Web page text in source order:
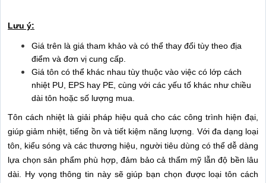
Lưu ý:
Giá trên là giá tham khảo và có thể thay đổi tùy theo địa
điểm và đơn vị cung cấp.
Giá tôn có thể khác nhau tùy thuộc vào việc có lớp cách
nhiệt PU, EPS hay PE, cùng với các yếu tố khác như chiều
dài tôn hoặc số lượng mua.
Tôn cách nhiệt là giải pháp hiệu quả cho các công trình hiện đại,
giúp giảm nhiệt, tiếng ồn và tiết kiệm năng lượng. Với đa dạng loại
tôn, kiểu sóng và các thương hiệu, người tiêu dùng có thể dễ dàng
lựa chọn sản phẩm phù hợp, đảm bảo cả thẩm mỹ lẫn độ bền lâu
dài. Hy vọng thông tin này sẽ giúp bạn chọn được loại tôn cách